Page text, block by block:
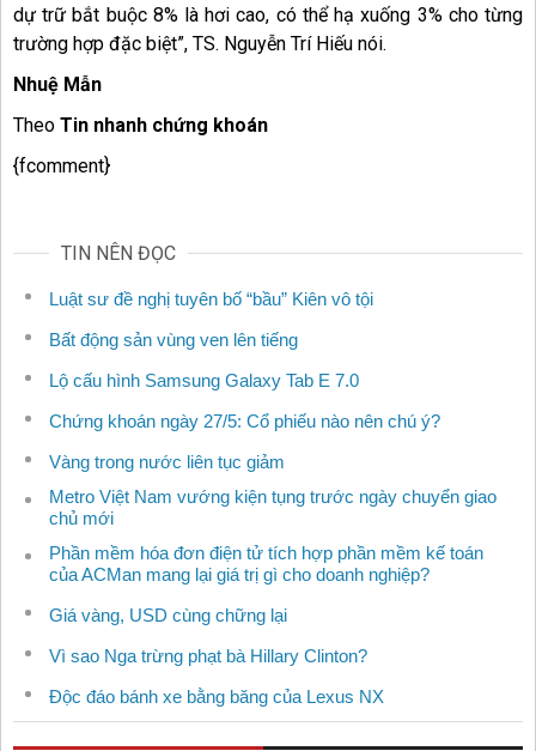
dự trữ bắt buộc 8% là hơi cao, có thể hạ xuống 3% cho từng
trường hợp đặc biệt”, TS. Nguyễn Trí Hiếu nói.
Nhuệ Mẫn
Theo Tin nhanh chứng khoán
{fcomment}
TIN NÊN ĐỌC
Luật sư đề nghị tuyên bố “bầu” Kiên vô tội
Bất động sản vùng ven lên tiếng
Lộ cấu hình Samsung Galaxy Tab E 7.0
Chứng khoán ngày 27/5: Cổ phiếu nào nên chú ý?
Vàng trong nước liên tục giảm
Metro Việt Nam vướng kiện tụng trước ngày chuyển giao
chủ mới
Phần mềm hóa đơn điện tử tích hợp phần mềm kế toán
của ACMan mang lại giá trị gì cho doanh nghiệp?
Giá vàng, USD cùng chững lại
Vì sao Nga trừng phạt bà Hillary Clinton?
Độc đáo bánh xe bằng băng của Lexus NX